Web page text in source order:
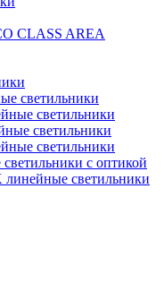
CLASS AREA
светильники
светильники
светильники
светильники
с оптикой
светильники